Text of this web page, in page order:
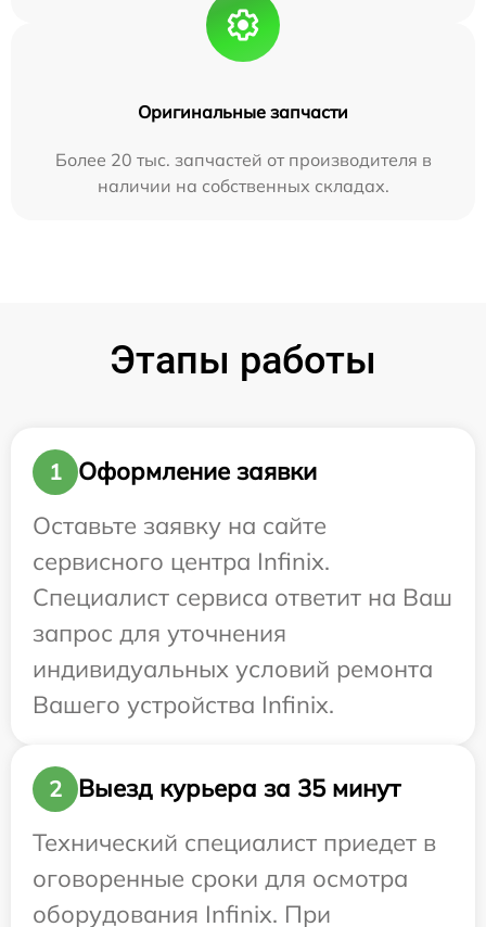
Оригинальные запчасти
Более 20 тыс. запчастей от производителя в
наличии на собственных складах.
Этапы работы
1
Оформление заявки
Оставьте заявку на сайте
сервисного центра Infinix.
Специалист сервиса ответит на Ваш
запрос для уточнения
индивидуальных условий ремонта
Вашего устройства Infinix.
2
Выезд курьера за 35 минут
Технический специалист приедет в
оговоренные сроки для осмотра
оборудования Infinix. При